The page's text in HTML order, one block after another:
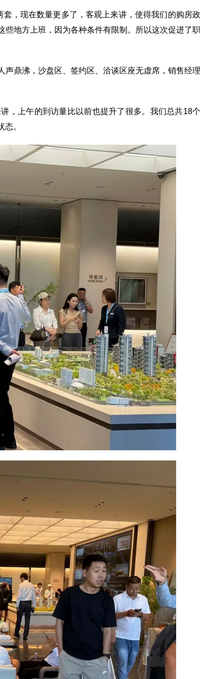
，现在数量更多了，客观上来讲，使得我们的购房政
地方上班，因为各种条件有限制。所以这次促进了职
鼎沸，沙盘区、签约区、洽谈区座无虚席，销售经理
，上午的到访量比以前也提升了很多。我们总共18个
。